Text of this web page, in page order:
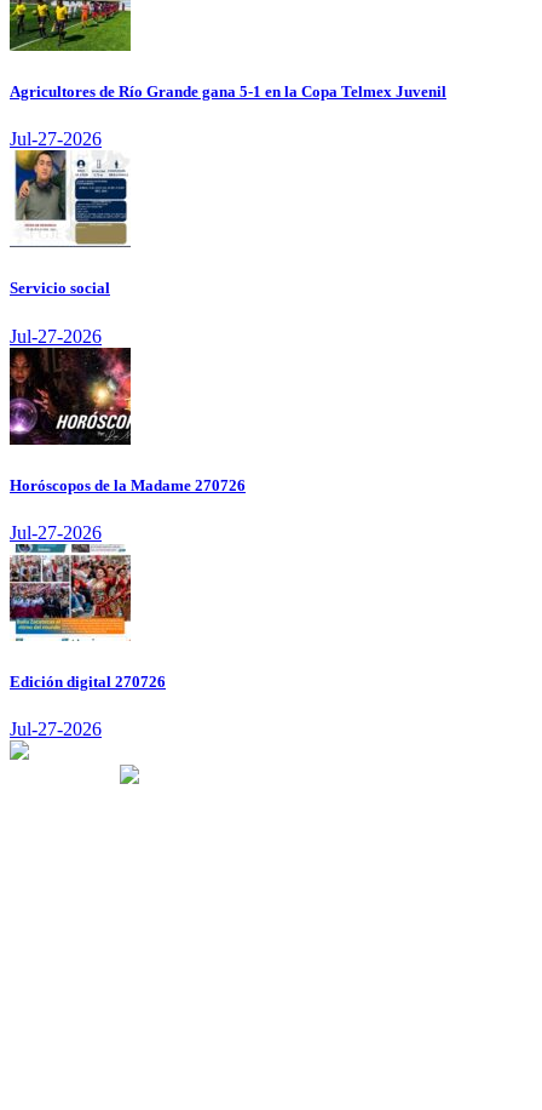
Agricultores de Río Grande gana 5-1 en la Copa Telmex Juvenil
Jul-27-2026
Servicio social
Jul-27-2026
Horóscopos de la Madame 270726
Jul-27-2026
Edición digital 270726
Jul-27-2026